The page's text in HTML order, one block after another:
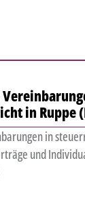
in Ruppe
in
und